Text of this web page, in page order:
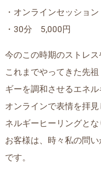
・オンラインセッション
・30分 5,000円
今のこの時期のストレス
これまでやってきた先
ギーを調和させるエネル
オンラインで表情を拝
ネルギーヒーリングとな
お客様は、時々私の問
です。